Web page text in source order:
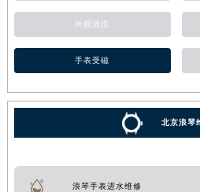
外观清洗
手表受磁
北京浪琴
浪琴手表进水维修